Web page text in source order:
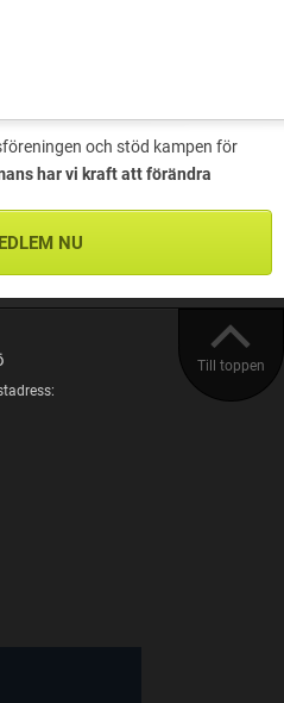
och stöd kampen för
har vi kraft att förändra
NU
Till toppen